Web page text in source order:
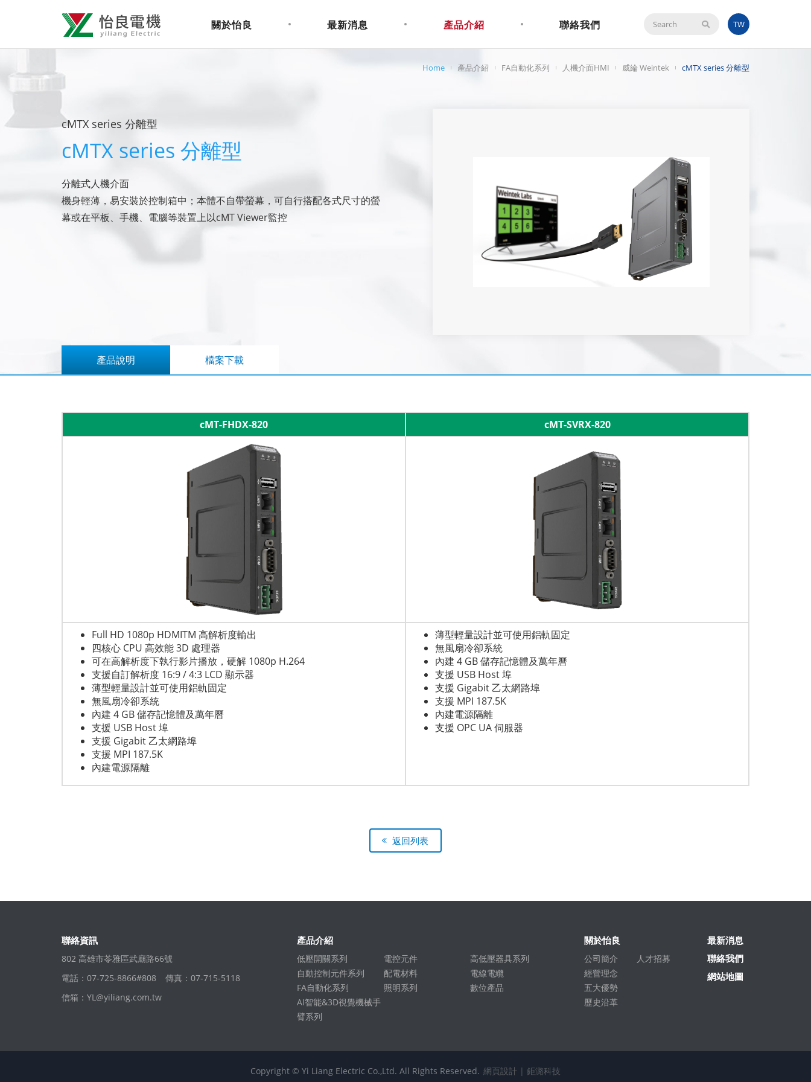
怡
良
機
有
限
公
司
TW
搜
站
關於怡良 最新消息 產品介紹 聯絡我們
cMTX series 分離型
cMTX series 分離型
分離式人機介面
機身輕薄，易安裝於控制箱中；本體不自帶螢幕，可自行搭配各式尺寸的螢
幕或在平板、手機、電腦等裝置上以cMT Viewer監控
Home 產品介紹 FA自動化系列 人機介面HMI 威綸 Weintek cMTX series 分離型
產品說明 檔案下載
cMT-FHDX-820 cMT-SVRX-820
Full HD 1080p HDMITM 高解析度輸出
四核心 CPU 高效能 3D 處理器
可在高解析度下執行影片播放，硬解 1080p H.264
支援自訂解析度 16:9 / 4:3 LCD 顯示器
薄型輕量設計並可使用鋁軌固定
無風扇冷卻系統
內建 4 GB 儲存記憶體及萬年曆
支援 USB Host 埠
支援 Gigabit 乙太網路埠
支援 MPI 187.5K
內建電源隔離
薄型輕量設計並可使用鋁軌固定
無風扇冷卻系統
內建 4 GB 儲存記憶體及萬年曆
支援 USB Host 埠
支援 Gigabit 乙太網路埠
支援 MPI 187.5K
內建電源隔離
支援 OPC UA 伺服器
返回列表
聯絡資訊
802 高雄市苓雅區武廟路66號
電話：07-725-8866#808
傳真：07-715-5118
信箱： YL@yiliang.com.tw
產品介紹
低壓開關系列 電控元件
高低壓器具系列
自動控制元件系列
配電材料
電線電纜
FA自動化系列
照明系列
數位產品
AI智能&3D視覺機械手
臂系列
關於怡良
公司簡介
經營理念
五大優勢
歷史沿革
人才招募
最新消息
聯絡我們
網站地圖
Copyright © Yi Liang Electric Co.,Ltd. All Rights Reserved. 網頁設計 | 鉅潞科技